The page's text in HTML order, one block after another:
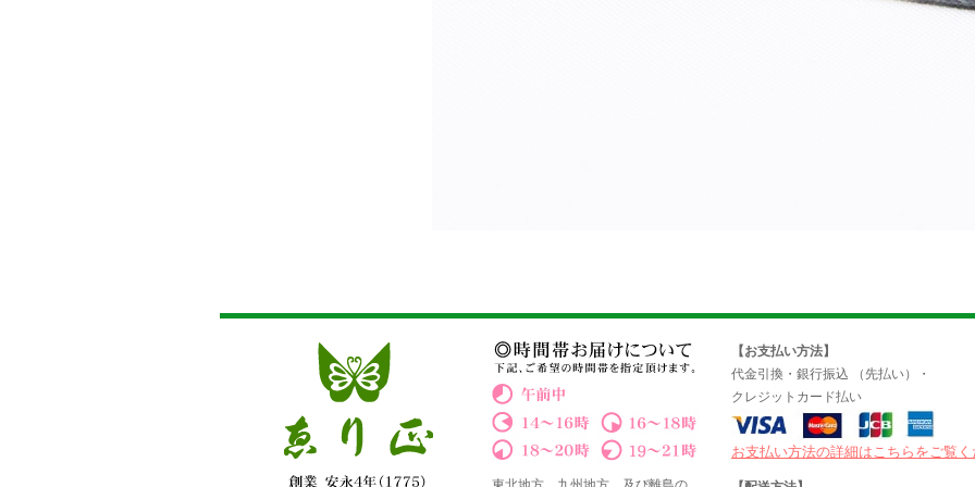
【お支払い方法】
代金引換・銀行振込 （先払い）・
クレジットカード払い
お支払い方法の詳細はこちらをご覧